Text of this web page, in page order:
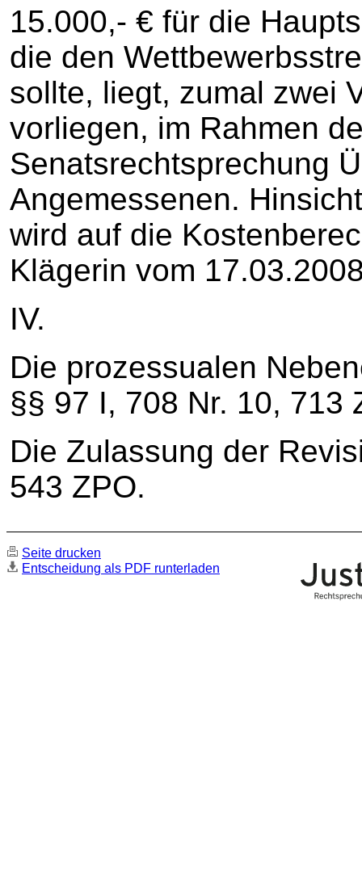
15.000,- € für die
die den
sollte, liegt, zumal zwei
vorliegen, im Rahmen
Senatsrechtsprechung
Angemessenen.
wird auf die
Klägerin vom
IV.
Die prozessualen
§§ 97 I, 708 Nr. 10, 713
Die Zulassung der
543 ZPO.
Seite drucken
Entscheidung als PDF runterladen